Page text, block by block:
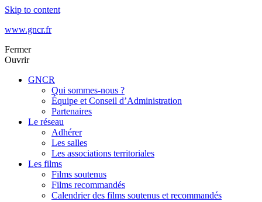
Skip to content
www.gncr.fr
Fermer
Ouvrir
GNCR
Qui sommes-nous ?
Équipe et Conseil d’Administration
Partenaires
Le réseau
Adhérer
Les salles
Les associations territoriales
Les films
Films soutenus
Films recommandés
Calendrier des films soutenus et recommandés